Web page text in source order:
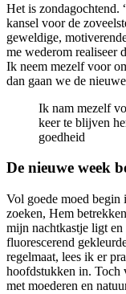
Het is zondagochtend.
kansel voor de
geweldige,
me wederom realiseer
Ik neem mezelf voor
dan gaan we de
Ik nam mezelf
keer te blijven
goedheid
De nieuwe week
Vol goede moed
zoeken, Hem
mijn nachtkastje ligt en
fluorescerend
regelmaat, lees ik er
hoofdstukken in. Toch
met moederen en